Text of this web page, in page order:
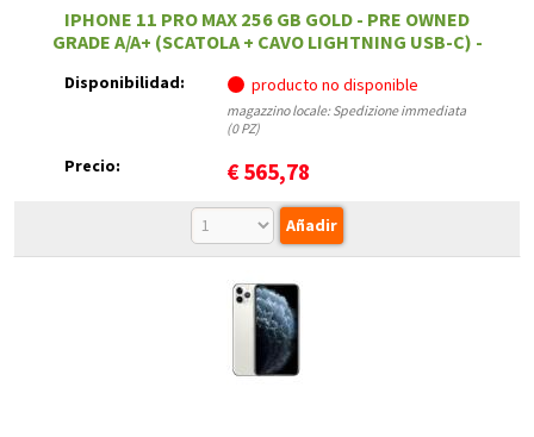
IPHONE 11 PRO MAX 256 GB GOLD - PRE OWNED
GRADE A/A+ (SCATOLA + CAVO LIGHTNING USB-C) -
Disponibilidad: producto no disponible
magazzino locale: Spedizione immediata
(0 PZ)
Precio: €565,78